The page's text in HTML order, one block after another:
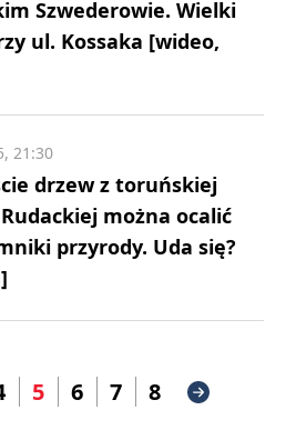
Szwederowie. Wielki
ul. Kossaka [wideo,
drzew z toruńskiej
można ocalić
przyrody. Uda się?
21:30
5 6 7 8